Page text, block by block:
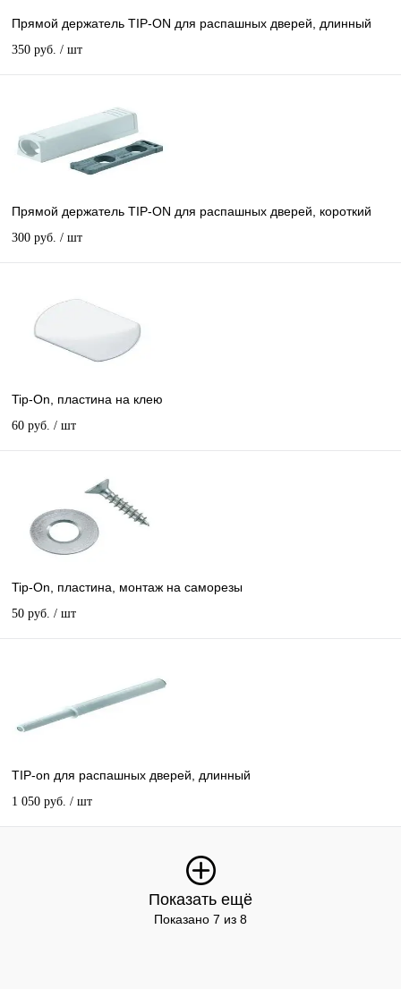
Прямой держатель TIP-ON для распашных дверей, длинный
350 руб. / шт
Прямой держатель TIP-ON для распашных дверей, короткий
300 руб. / шт
Tip-On, пластина на клею
60 руб. / шт
Tip-On, пластина, монтаж на саморезы
50 руб. / шт
TIP-on для распашных дверей, длинный
1 050 руб. / шт
Показать ещё
Показано 7 из 8